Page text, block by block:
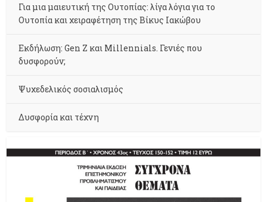
Για μια μαιευτική της Ουτοπίας: λίγα λόγια για το
Ουτοπία και χειραφέτηση της Βίκυς Ιακώβου
Εκδήλωση: Gen Z και Millennials. Γενιές που
δυσφορούν;
Ψυχεδελικός σοσιαλισμός
Δυσφορία και τέχνη